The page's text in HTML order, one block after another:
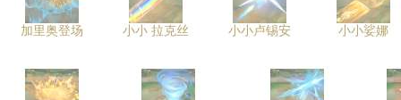
加里奥登场 小小 拉克丝 小小卢锡安 小小娑娜